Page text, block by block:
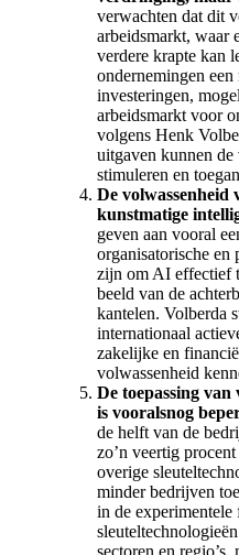
verwachten dat dit
arbeidsmarkt, waar
verdere krapte kan
ondernemingen
investeringen,
arbeidsmarkt voor
volgens Henk
uitgaven kunnen de
stimuleren en
De volwassenheid
kunstmatige
geven aan vooral
organisatorische en
zijn om AI effectief
beeld van de
kantelen. Volberda
internationaal
zakelijke en
volwassenheid
De toepassing van
is vooralsnog
de helft van de
zo’n veertig
overige
minder bedrijven
in de experimentele